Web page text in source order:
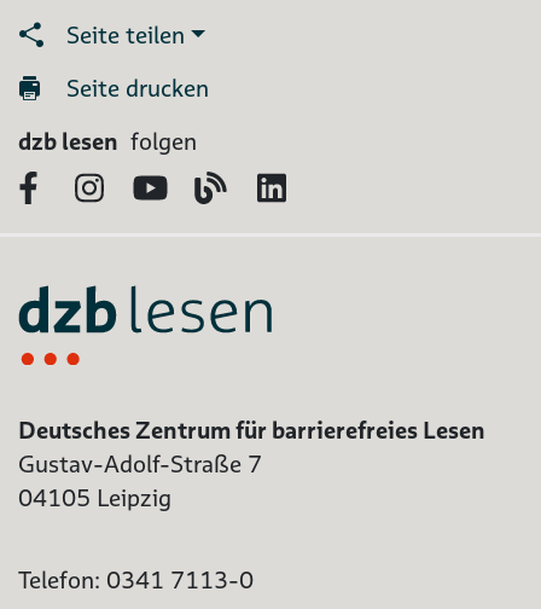
Seite teilen
Seite drucken
dzb lesen folgen
FacebookInstagram
YouTubeBlog
Deutsches Zentrum für barrierefreies Lesen
Gustav-Adolf-Straße 7
04105 Leipzig
Telefon: 0341 7113-0